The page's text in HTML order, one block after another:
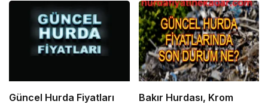
Güncel Hurda Fiyatları
Bakır Hurdası, Krom